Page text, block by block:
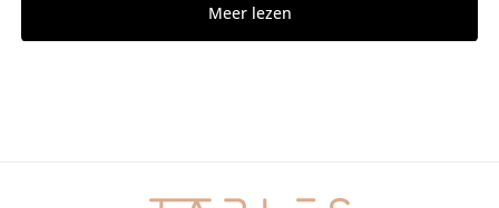
Meer lezen